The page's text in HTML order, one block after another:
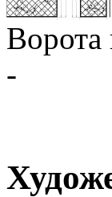
Ворота
-